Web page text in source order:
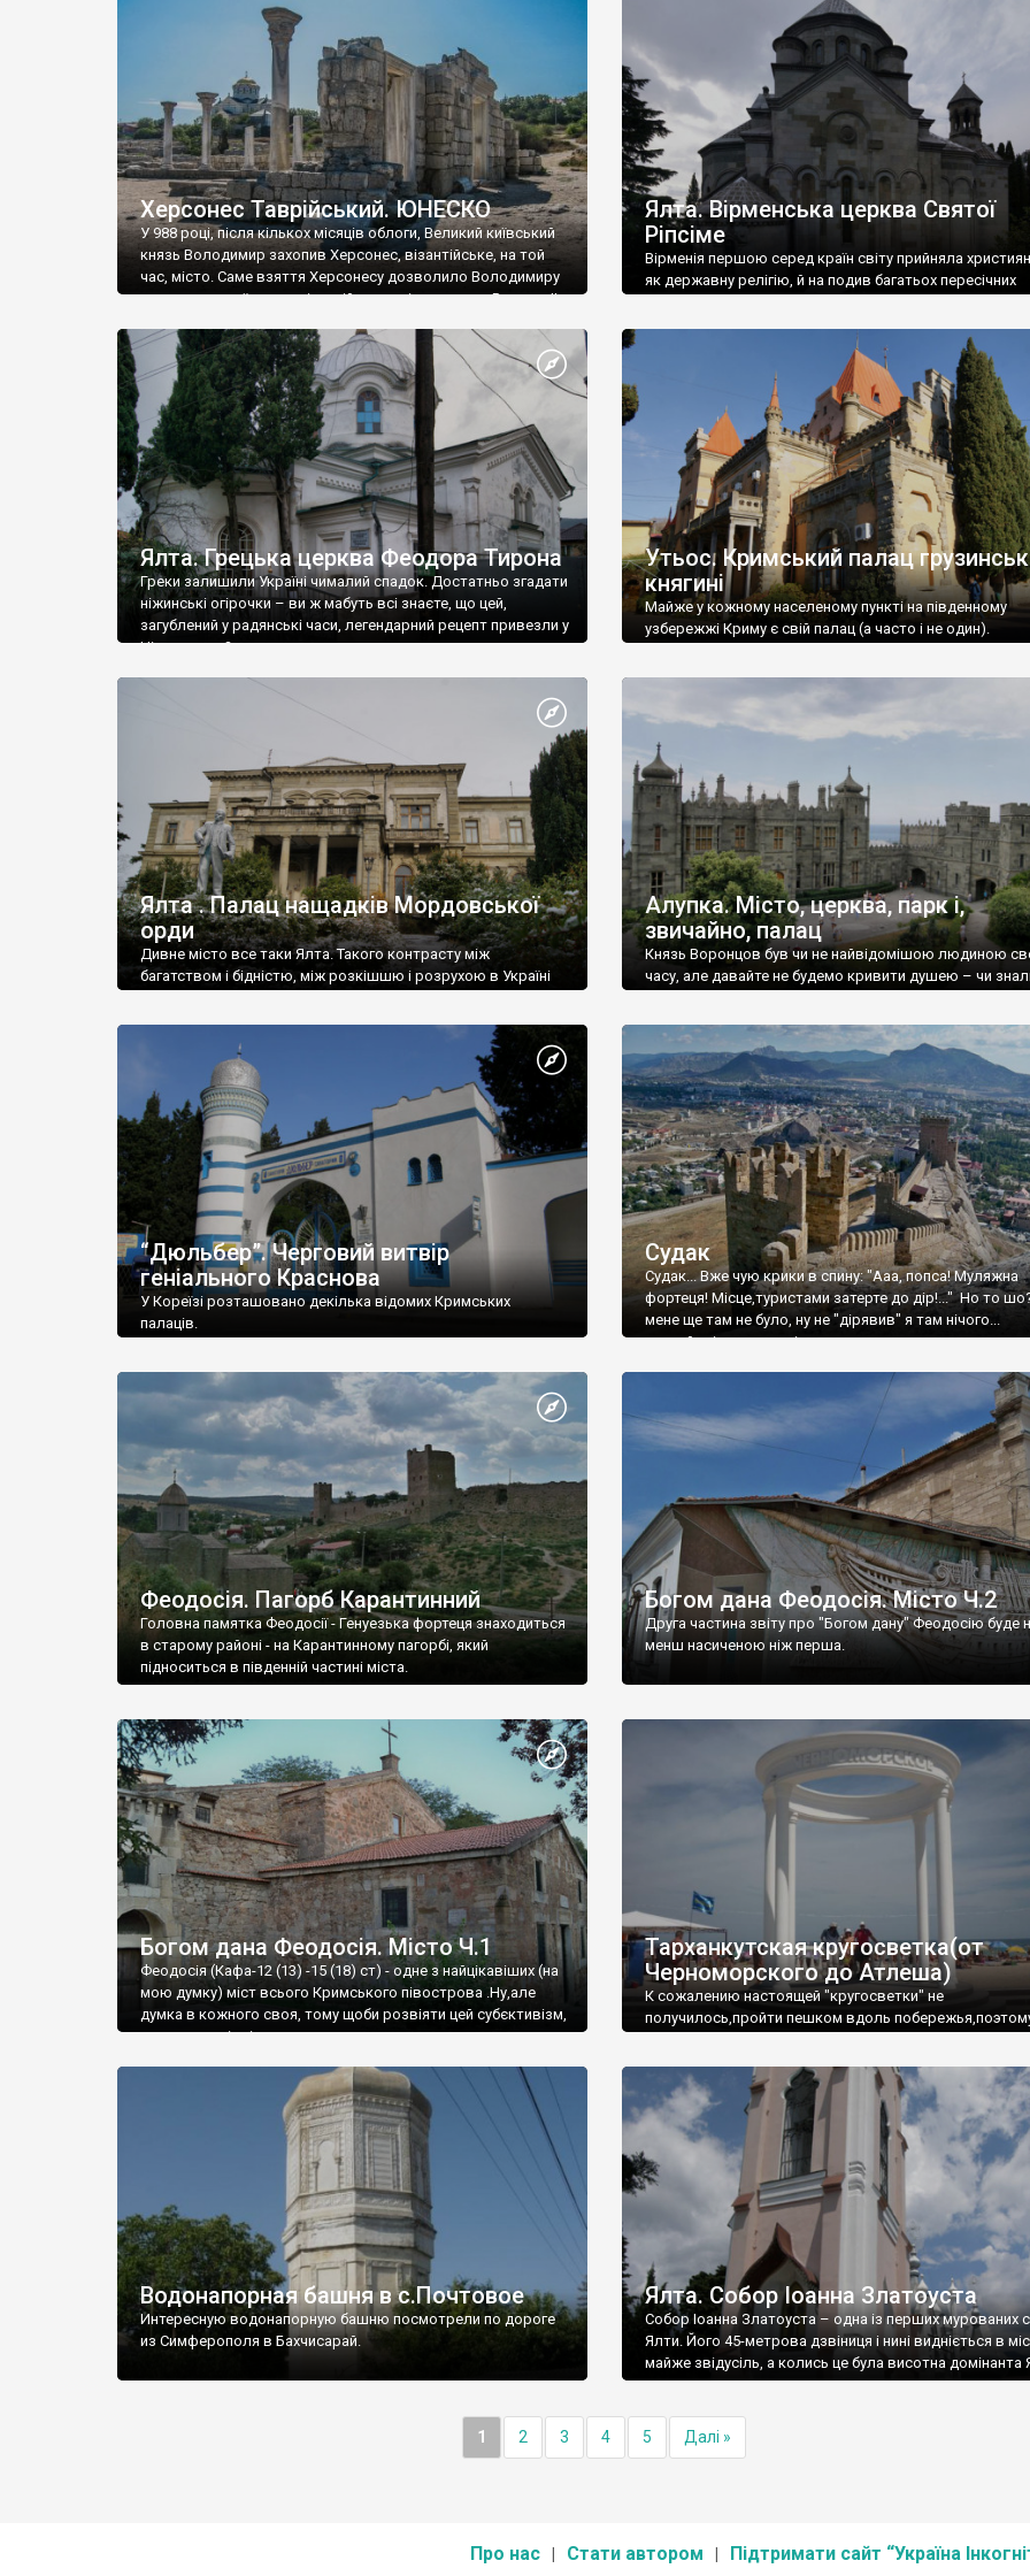
візантійської доби. Раритети викрадені з фондів об’єкту
культурної спадщини ЮНЕСКО «Херсонеса Таврійського».
Офіційно – на виставку «Золото Візантії», але експерти та
влада в Україні вважають це лише […]
називаються «повстяками» (postaki)…” “Вино. Крим
виробляє відмінне вино і його вдосталь: воно все
легке біле і дуже […]
Херсонес Таврійський. ЮНЕСКО
У 988 році, після кількох місяців облоги, Великий київський
князь Володимир захопив Херсонес, візантійське, на той
час, місто. Саме взяття Херсонесу дозволило Володимиру
диктувати свої умови візантійському імператору Василю ІІ,
Херсонесі Володимир-язичник, став Василем-
християнином. А потім було Хрещення Русі. На честь
Херсонесу Таврійського названо місто […]
Ялта. Вірменська церква Святої
Ріпсіме
Вірменія першою серед країн світу прийняла
як державну релігію, й на подив багатьох пересічних
Ялта. Грецька церква Феодора Тирона
Греки залишили Україні чималий спадок. Достатньо згадати
ніжинські огірочки – ви ж мабуть всі знаєте, що цей,
загублений у радянські часи, легендарний рецепт привезли у
Ніжин греки?
Утьос. Кримський палац
княгині
Майже у кожному населеному пункті на південному
узбережжі Криму є свій палац (а часто і не один).
Ялта . Палац нащадків Мордовської
орди
Дивне місто все таки Ялта. Такого контрасту між
багатством і бідністю, між розкішшю і розрухою в Україні
Алупка. Місто, церква, парк і,
звичайно, палац
Князь Воронцов був чи не найвідомішою людиною
часу, але давайте не будемо кривити душею – чи
“Дюльбер”. Черговий витвір
геніального Краснова
У Кореїзі розташовано декілька відомих Кримських
палаців.
Судак
Судак... Вже чую крики в спину: "Ааа, попса! Муляжна
фортеця! Місце,туристами затерте до дір!..." Но то
мене ще там не було, ну не "дірявив" я там нічого...
принаймні до цього літа.
Феодосія. Пагорб Карантинний
Головна памятка Феодосії - Генуезька фортеця знаходиться
в старому районі - на Карантинному пагорбі, який
підноситься в південній частині міста.
Богом дана Феодосія. Місто Ч.2
Друга частина звіту про "Богом дану" Феодосію буде
менш насиченою ніж перша.
Богом дана Феодосія. Місто Ч.1
Феодосія (Кафа-12 (13) -15 (18) ст) - одне з найцікавіших (на
мою думку) міст всього Кримського півострова .Ну,але
думка в кожного своя, тому щоби розвіяти цей субєктивізм,
запрошую відвідати це
Тарханкутская кругосветка(от
Черноморского до Атлеша)
К сожалению настоящей "кругосветки" не
получилось,пройти пешком вдоль
Водонапорная башня в с.Почтовое
Интересную водонапорную башню посмотрели по дороге
из Симферополя в Бахчисарай.
Ялта. Собор Іоанна Златоуста
Собор Іоанна Златоуста – одна із перших мурованих
Ялти. Його 45-метрова дзвіниця і нині видніється в
майже звідусіль, а колись це була висотна домінанта
1 2 3 4 5 Далі »
Про нас Стати автором Підтримати сайт “Україна